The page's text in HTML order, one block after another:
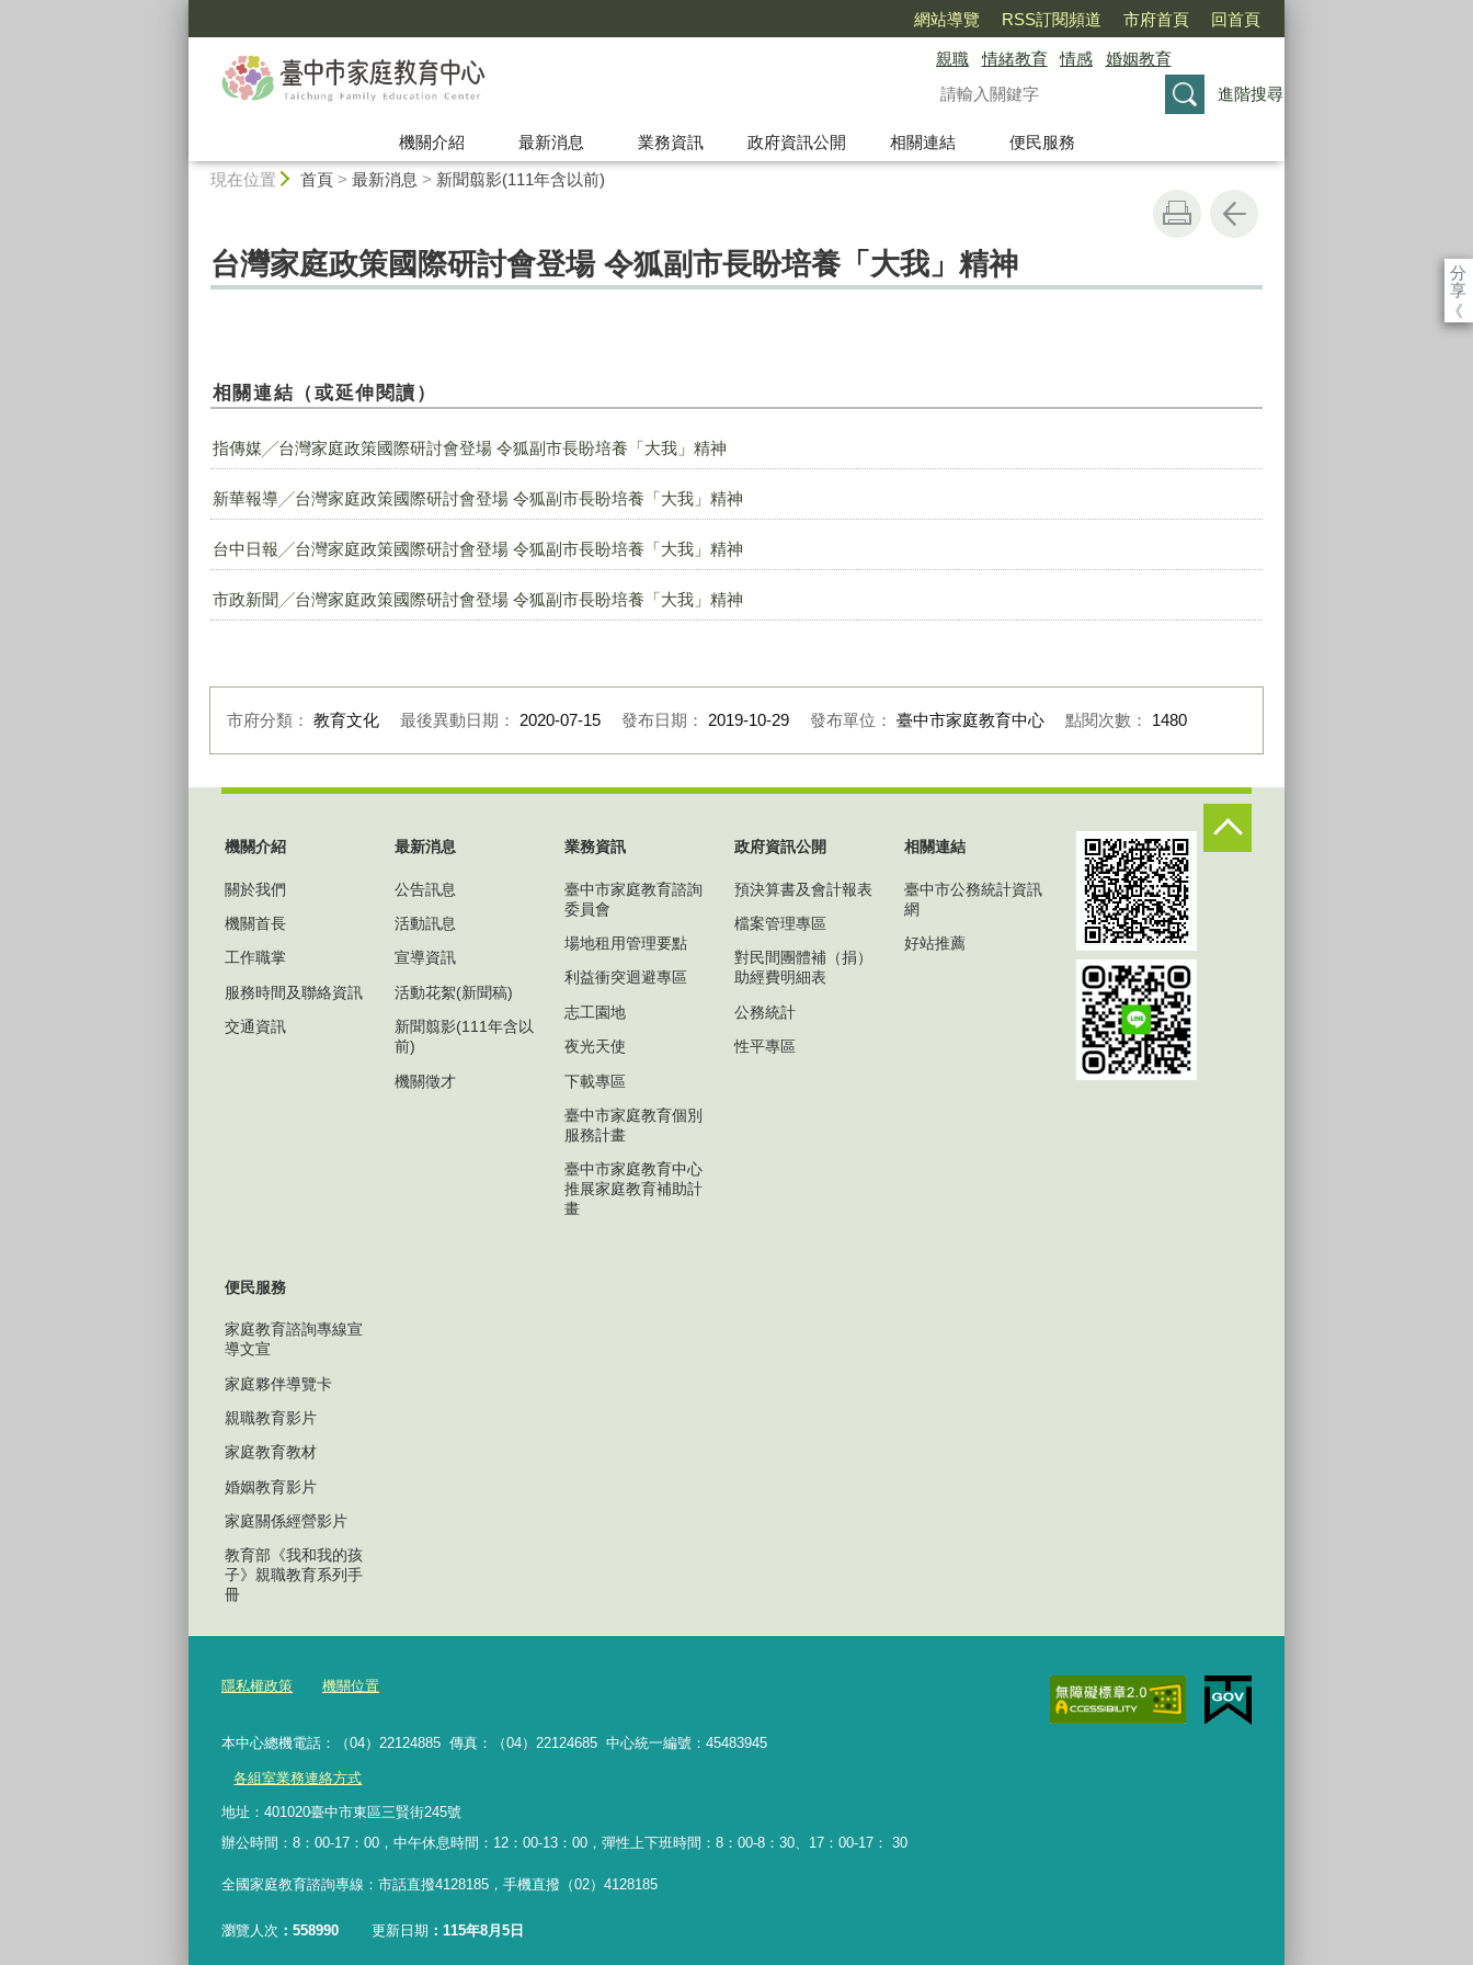
網站導覽 RSS訂閱頻道 市府首頁 回首頁
親職 情緒教育 情感
婚姻教育
進階搜尋
機關介紹 最新消息 業務資訊 政府資訊公開 相關連結
便民服務
現在位置 首頁> 最新消息 > 新聞翦影(111年含以前)
分
享
《
台灣家庭政策國際研討會登場 令狐副市長盼培養「大我」精神
相關連結（或延伸閱讀）
指傳媒╱台灣家庭政策國際研討會登場 令狐副市長盼培養「大我」精神
新華報導╱台灣家庭政策國際研討會登場 令狐副市長盼培養「大我」精神
台中日報╱台灣家庭政策國際研討會登場 令狐副市長盼培養「大我」精神
市政新聞╱台灣家庭政策國際研討會登場 令狐副市長盼培養「大我」精神
市府分類： 教育文化 最後異動日期： 2020-07-15 發布日期： 2019-10-29 發布單位： 臺中市家庭教育中心 點閱次數： 1480
機關介紹
關於我們
機關首長
工作職掌
服務時間及聯絡資訊
交通資訊
最新消息
公告訊息
活動訊息
宣導資訊
活動花絮(新聞稿)
新聞翦影(111年含以
前)
機關徵才
業務資訊
臺中市家庭教育諮詢
委員會
場地租用管理要點
利益衝突迴避專區
志工園地
夜光天使
下載專區
臺中市家庭教育個別
服務計畫
臺中市家庭教育中心
推展家庭教育補助計
畫
政府資訊公開
預決算書及會計報表
檔案管理專區
對民間團體補（捐）
助經費明細表
公務統計
性平專區
相關連結
臺中市公務統計資訊
網
好站推薦
便民服務
家庭教育諮詢專線宣
導文宣
家庭夥伴導覽卡
親職教育影片
家庭教育教材
婚姻教育影片
家庭關係經營影片
教育部《我和我的孩
子》親職教育系列手
冊
隱私權政策 機關位置
本中心總機電話：（04）22124885 傳真：（04）22124685 中心統一編號：45483945
各組室業務連絡方式
地址：401020臺中市東區三賢街245號
辦公時間：8：00-17：00，中午休息時間：12：00-13：00，彈性上下班時間：8：00-8：30、17：00-17： 30
全國家庭教育諮詢專線：市話直撥4128185，手機直撥（02）4128185
瀏覽人次 558990 更新日期 115年8月5日